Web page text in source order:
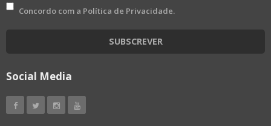
Concordo com a Política de Privacidade.
SUBSCREVER
Social Media